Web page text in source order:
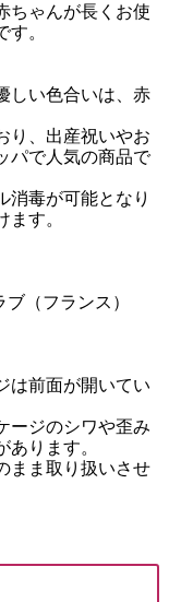
ちゃんが長くお使
。
しい色合いは、赤
り、出産祝いやお
パで人気の商品で
消毒が可能となり
す。
（フランス）
は前面が開いてい
ージのシワや歪み
ります。
まま取り扱いさせ